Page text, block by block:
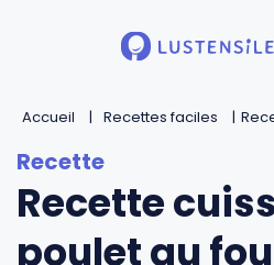
Retour
Cuillères
Spatules
Retour
Couteaux de chef
Couteaux d’office
Retour
Casseroles
Faitouts et cocottes
Retour
André Verdier
Mirontaine
Accueil Recettes faciles
Recette
poulet au